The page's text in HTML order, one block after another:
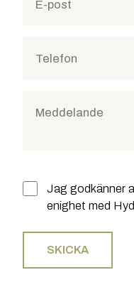
Jag godkänner
enighet med